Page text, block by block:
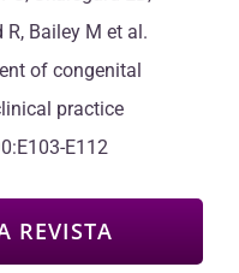
Bailey M et al.
of congenital
practice
E112
REVISTA